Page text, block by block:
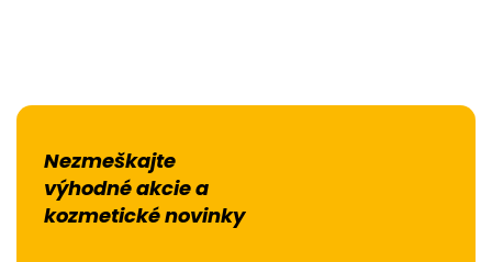
Nezmeškajte
výhodné akcie a
kozmetické novinky